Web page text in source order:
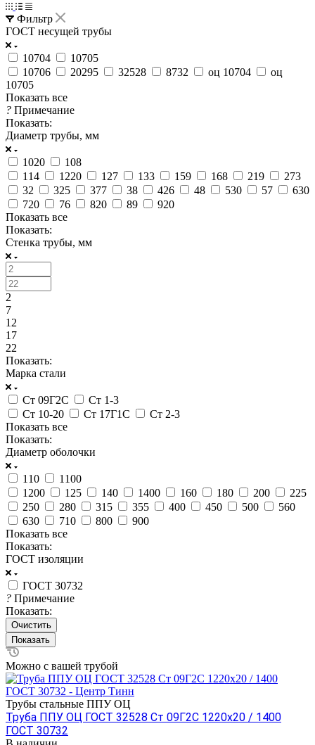
Фильтр
ГОСТ несущей трубы
10704
10705
10706
20295 32528 8732 оц 10704
оц
10705
Показать все
? Примечание
Показать:
Диаметр трубы, мм
1020
108
114
1220 127 133 159 168 219
273
32
325 377 38 426 48 530 57
630
720
76 820 89
920
Показать все
Показать:
Стенка трубы, мм
2
7
12
17
22
Показать:
Марка стали
Ст 09Г2С
Ст 1-3
Ст 10-20
Ст 17Г1С
Ст 2-3
Показать все
Показать:
Диаметр оболочки
110
1100
1200
125 140 1400 160 180 200
225
250
280 315 355 400 450 500
560
630
710 800
900
Показать все
Показать:
ГОСТ изоляции
ГОСТ 30732
? Примечание
Показать:
Очистить
Можно с вашей трубой
Трубы стальные ППУ ОЦ
Труба ППУ ОЦ ГОСТ 32528 Ст 09Г2С 1220x20 / 1400
ГОСТ 30732